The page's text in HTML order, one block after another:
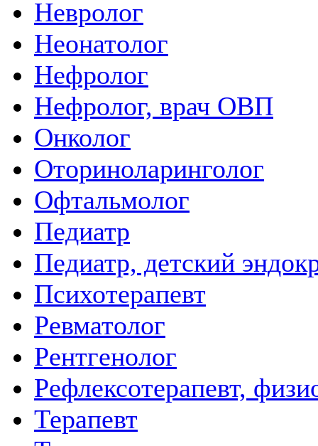
Невролог
Неонатолог
Нефролог
Нефролог, врач ОВП
Онколог
Оториноларинголог
Офтальмолог
Педиатр
Педиатр, детский
Психотерапевт
Ревматолог
Рентгенолог
Рефлексотерапевт,
Терапевт